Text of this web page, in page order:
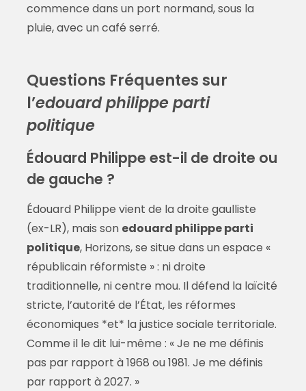
commence dans un port normand, sous la
pluie, avec un café serré.
Questions Fréquentes sur
l’edouard philippe parti
politique
Édouard Philippe est-il de droite ou
de gauche ?
Édouard Philippe vient de la droite gaulliste
(ex-LR), mais son edouard philippe parti
politique, Horizons, se situe dans un espace «
républicain réformiste » : ni droite
traditionnelle, ni centre mou. Il défend la laïcité
stricte, l’autorité de l’État, les réformes
économiques *et* la justice sociale territoriale.
Comme il le dit lui-même : « Je ne me définis
pas par rapport à 1968 ou 1981. Je me définis
par rapport à 2027. »